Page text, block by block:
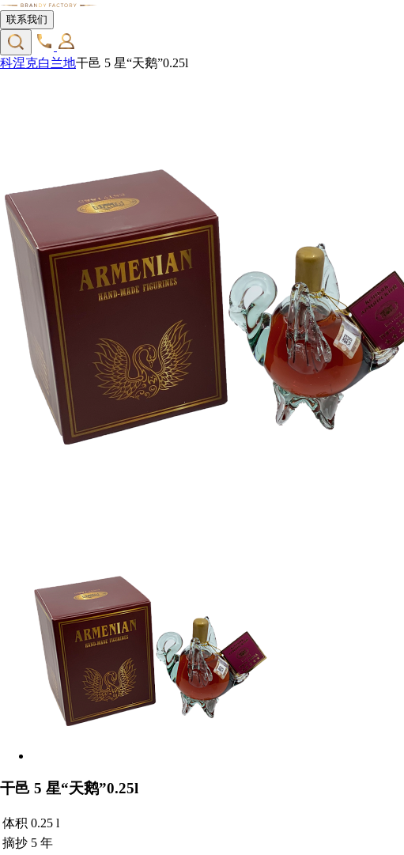
联系我们
科涅克白兰地干邑 5 星“天鹅”0.25l
干邑 5 星“天鹅”0.25l
体积 0.25 l
摘抄 5 年